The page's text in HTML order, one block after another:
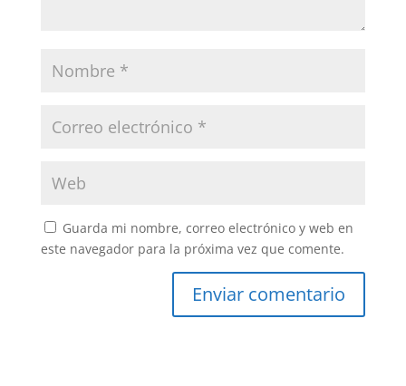
Guarda mi nombre, correo electrónico y web en
este navegador para la próxima vez que comente.